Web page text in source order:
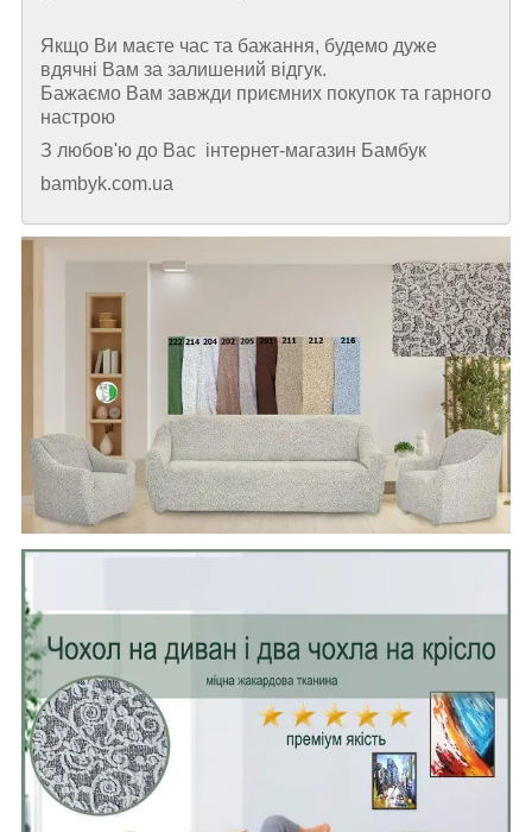
Якщо Ви маєте час та бажання, будемо дуже
вдячні Вам за залишений відгук.
Бажаємо Вам завжди приємних покупок та гарного
настрою
З любов'ю до Вас інтернет-магазин Бамбук
bambyk.com.ua